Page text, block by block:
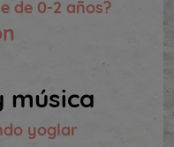
de 0-2 años?
música
yoglar